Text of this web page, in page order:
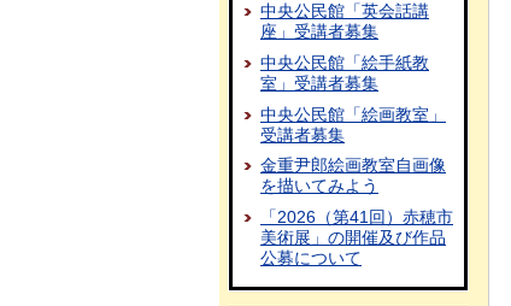
中央公民館「英会話講
座」受講者募集
中央公民館「絵手紙教
室」受講者募集
中央公民館「絵画教室」
受講者募集
金重尹郎絵画教室自画像
を描いてみよう
「2026（第41回）赤穂市
美術展」の開催及び作品
公募について